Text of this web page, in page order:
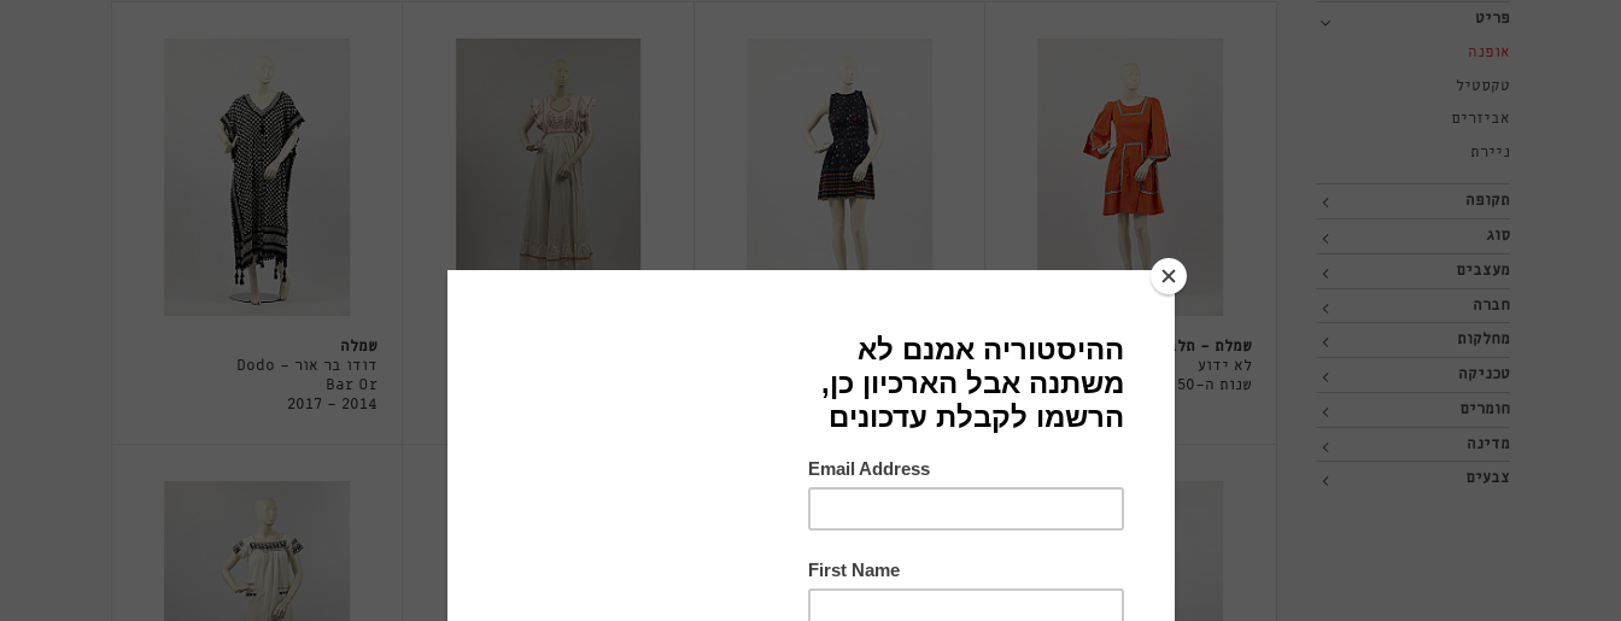
פריט
אופנה
טקסטיל
אביזרים
ניירת
תקופה
סוג
מעצבים
חברה
מחלקות
טכניקה
חומרים
מדינה
צבעים
שמלת - תלבושת
לא ידוע
שנות ה-50
שמלה
1971
שמלה
דודו בר אור - Dodo
Bar Or
2014 - 2017